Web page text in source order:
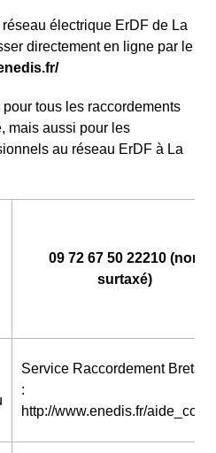
électrique ErDF de La
directement en ligne par le
tous les raccordements
mais aussi pour les
au réseau ErDF à La
09 72 67 50 22210 (non
surtaxé)
Service Raccordement
:
http://www.enedis.fr/